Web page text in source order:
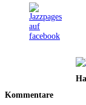
Kommentare